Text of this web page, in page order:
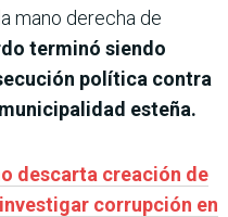
mano derecha de
terminó siendo
política contra
esteña.
descarta creación de
corrupción en